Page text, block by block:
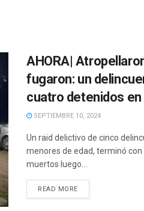
AHORA|
fugaron: un
cuatro detenidos
SEPTIEMBRE 10, 2024
Un raid delictivo de cinco
menores de edad, terminó con
muertos luego...
READ MORE